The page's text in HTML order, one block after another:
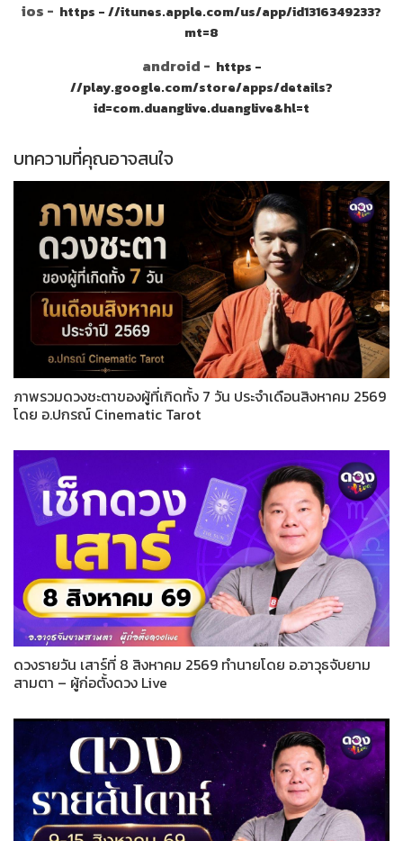
ios - https - //itunes.apple.com/us/app/id1316349233?
mt=8
android - https -
//play.google.com/store/apps/details?
id=com.duanglive.duanglive&hl=t
บทความที่คุณอาจสนใจ
ภาพรวมดวงชะตาของผู้ที่เกิดทั้ง 7 วัน ประจำเดือนสิงหาคม 2569
โดย อ.ปกรณ์ Cinematic Tarot
ดวงรายวัน เสาร์ที่ 8 สิงหาคม 2569 ทำนายโดย อ.อาวุธจับยาม
สามตา – ผู้ก่อตั้งดวง Live